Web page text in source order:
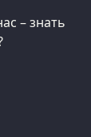
– знать